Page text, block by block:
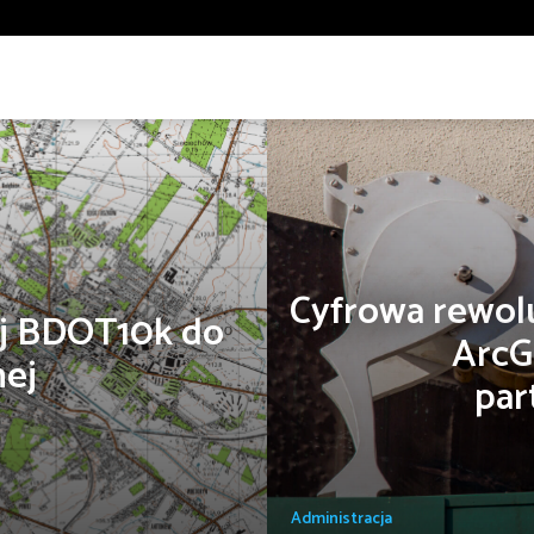
Wyszukaj
Wyszukiwanie zaawansowane
odnawialna Gazownictwo Geologia
Bezpieczeństwo Biznes Dobre praktyki
Trendy Turystyka i rekreacja
Bezpieczeństwo
Edukacja
Turystyka i rekreacja
do Cyfrowa
Administracja